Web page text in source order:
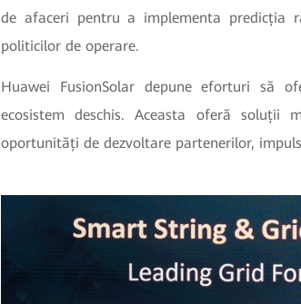
de afaceri pentru a implementa predicția
politicilor de operare.
Huawei FusionSolar depune eforturi să
ecosistem deschis. Aceasta oferă
oportunități de dezvoltare partenerilor,